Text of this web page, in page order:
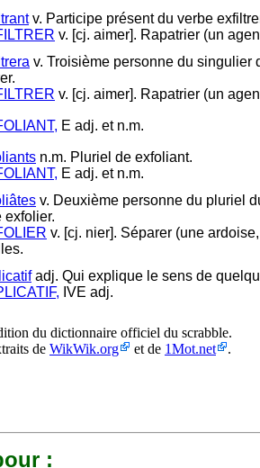
v. Participe présent du verbe
v. [cj. aimer]. Rapatrier (un
v. Troisième personne du singulier
v. [cj. aimer]. Rapatrier (un
E adj. et n.m.
n.m. Pluriel de exfoliant.
E adj. et n.m.
v. Deuxième personne du pluriel
exfolier.
v. [cj. nier]. Séparer (une
adj. Qui explique le sens de
IVE adj.
du dictionnaire officiel du scrabble.
de WikWik.org et de 1Mot.net .
: